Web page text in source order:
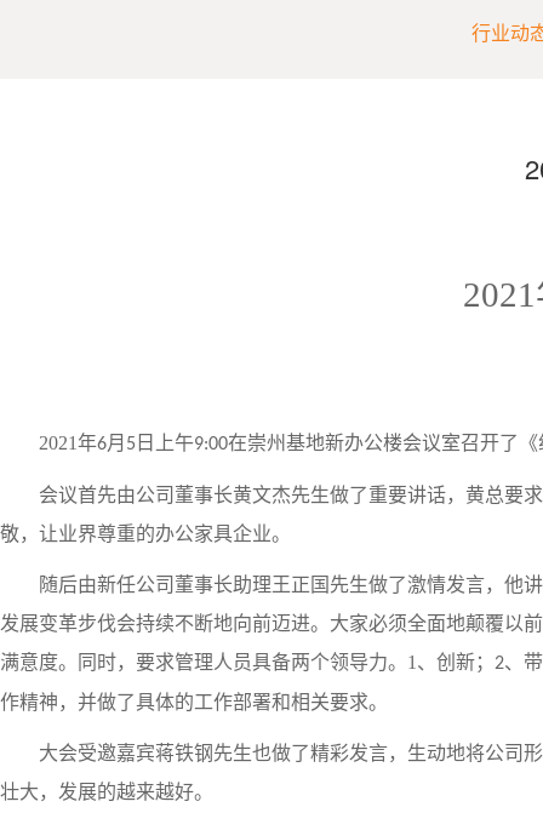
行业动
2021
2021年6月 5 日上午9:00在崇州基地新办公楼会议室召开了
会议首先由公司董事长黄文杰先生做了重要讲话，黄总要
敬，让业界尊重的办公家具企业。
随后由新任公司董事长助理王正国先生做了激情发言，他
发展变革步伐会持续不断地向前迈进。大家必须全面地颠覆以
满意度。同时，要求管理人员具备两个领导力。 1 、创新； 2、
作精神，并做了具体的工作部署和相关要求。
大会受邀嘉宾蒋铁钢先生也做了精彩发言，生动地将公司
壮大，发展的越来越好。